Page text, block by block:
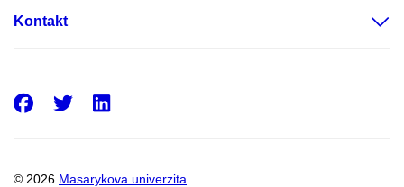
Kontakt
© 2026 Masarykova univerzita
Facebook
Twitter